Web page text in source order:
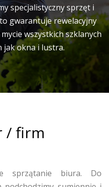
specjalistyczny sprzęt i
gwarantuje rewelacyjny
wszystkich szklanych
jak okna i lustra.
/ firm
sprzątanie biura. Do